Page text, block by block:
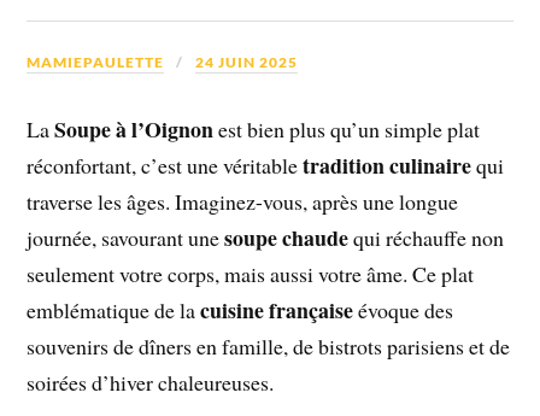
MAMIEPAULETTE 24 JUIN 2025
LaSoupe à l’Oignonest bien plus qu’un simple plat
réconfortant, c’est une véritabletradition culinairequi
traverse les âges. Imaginez-vous, après une longue
journée, savourant unesoupe chaudequi réchauffe non
seulement votre corps, mais aussi votre âme. Ce plat
emblématique de lacuisine françaiseévoque des
souvenirs de dîners en famille, de bistrots parisiens et de
soirées d’hiver chaleureuses.